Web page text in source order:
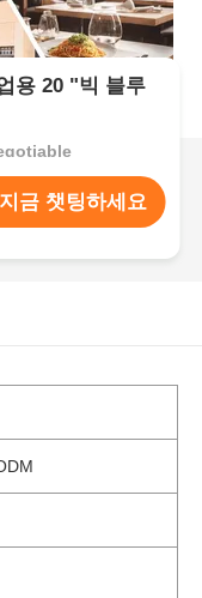
용 20 "빅 블루
지금 챗팅하세요